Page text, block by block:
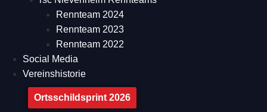
Rennteam 2024
Rennteam 2023
Rennteam 2022
Social Media
Vereinshistorie
Ortsschildsprint 2026